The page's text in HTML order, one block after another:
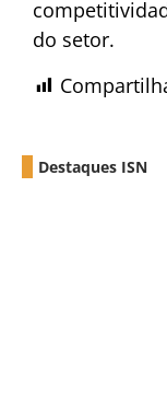
do setor.
Destaques ISN